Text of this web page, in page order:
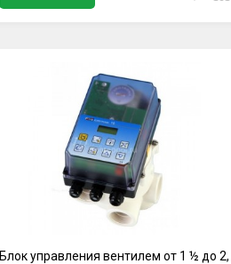
Блок управления вентилем от 1 ½ до 2,